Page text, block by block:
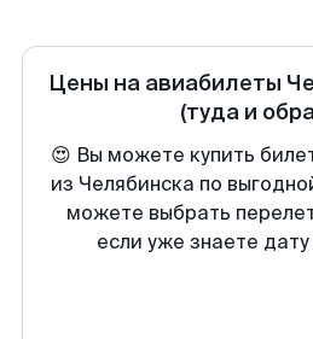
Цены на авиабилеты
(туда и
😍 Вы можете купить
из Челябинска по
можете выбрать
если уже знаете